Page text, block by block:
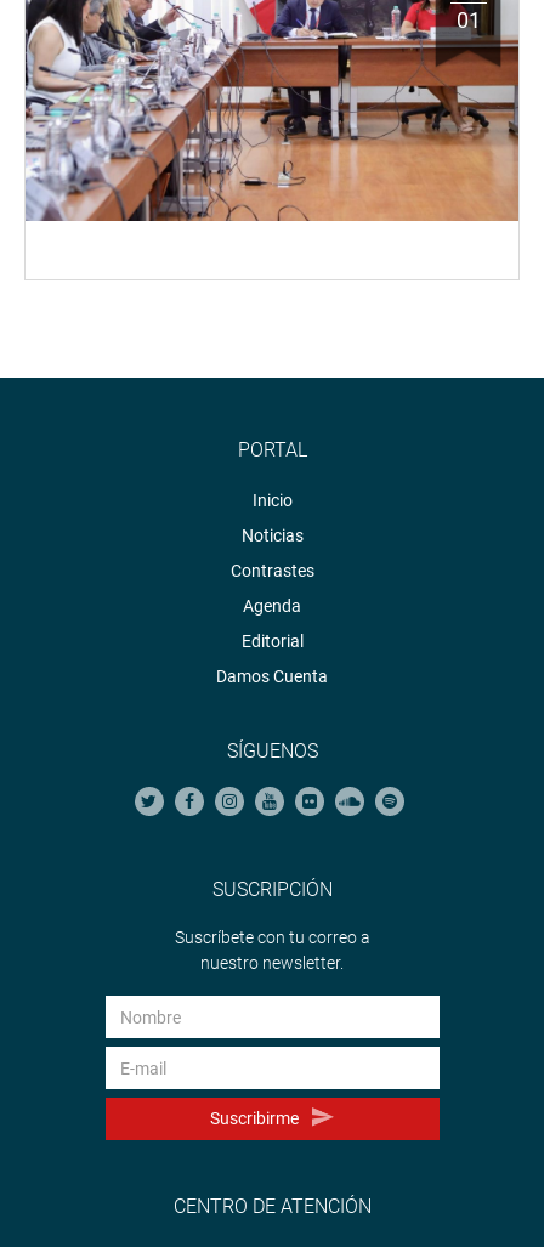
01
PORTAL
Inicio
Noticias
Contrastes
Agenda
Editorial
Damos Cuenta
SÍGUENOS
SUSCRIPCIÓN
Suscríbete con tu correo a
nuestro newsletter.
Suscribirme
CENTRO DE ATENCIÓN